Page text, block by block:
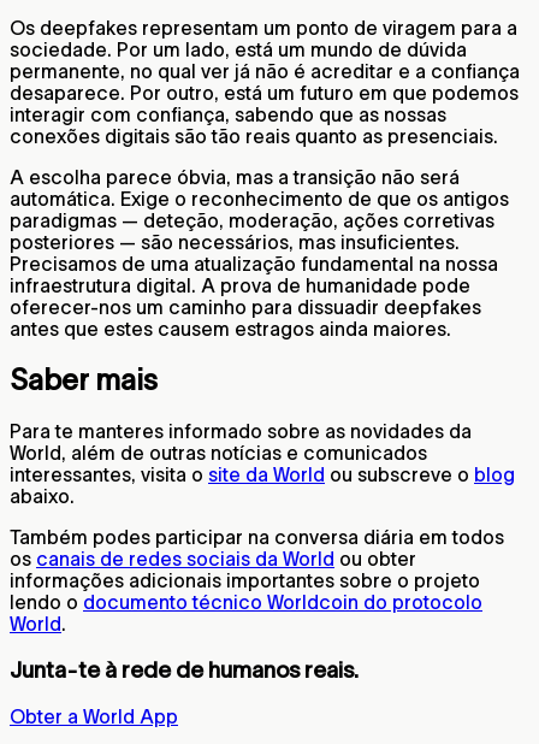
Os deepfakes representam um ponto de viragem para a
sociedade. Por um lado, está um mundo de dúvida
permanente, no qual ver já não é acreditar e a confiança
desaparece. Por outro, está um futuro em que podemos
interagir com confiança, sabendo que as nossas
conexões digitais são tão reais quanto as presenciais.
A escolha parece óbvia, mas a transição não será
automática. Exige o reconhecimento de que os antigos
paradigmas — deteção, moderação, ações corretivas
posteriores — são necessários, mas insuficientes.
Precisamos de uma atualização fundamental na nossa
infraestrutura digital. A prova de humanidade pode
oferecer-nos um caminho para dissuadir deepfakes
antes que estes causem estragos ainda maiores.
Saber mais
Para te manteres informado sobre as novidades da
World, além de outras notícias e comunicados
interessantes, visita o site da World ou subscreve o blog
abaixo.
Também podes participar na conversa diária em todos
os canais de redes sociais da World ou obter
informações adicionais importantes sobre o projeto
lendo o documento técnico Worldcoin do protocolo
World.
Junta-te à rede de humanos reais.
Obter a World App